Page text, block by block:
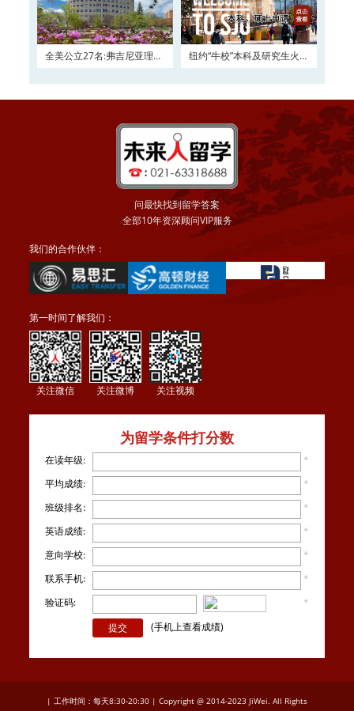
全美公立27名:弗吉尼亚理工
纽约“牛校”本科及研究生火热
问最快找到留学答案
全部10年资深顾问VIP服务
我们的合作伙伴：
第一时间了解我们：
关注微信 关注微博 关注视频
为留学条件打分数
在读年级:
*
平均成绩:
*
班级排名:
*
英语成绩:
*
意向学校:
*
联系手机:
*
验证码:
清楚？
*
(手机上查看成绩)
| 工作时间：每天8:30-20:30 | Copyright @ 2014-2023 JiWei. All Rights